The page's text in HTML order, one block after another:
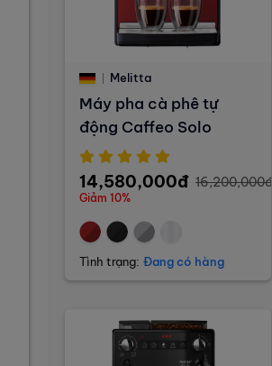
Melitta
Máy pha cà phê tự
động Caffeo Solo
14,580,000đ 16,200,000đ
Giảm 10%
Tình trạng: Đang có hàng